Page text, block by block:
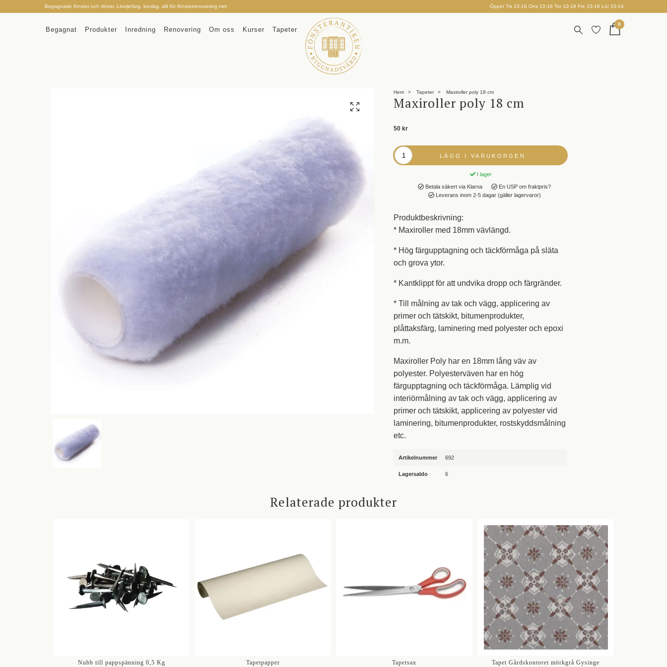
Begagnade fönster och dörrar. Linoljefärg, beslag, allt för fönsterrenovering mm Öppet Tis 10-16 Ons 10-16 Tor 10-18 Fre 10-16 Lör 10-14
Begagnat Produkter Inredning Renovering Om oss Kurser Tapeter
0
Hem Tapeter Maxiroller poly 18 cm
Maxiroller poly 18 cm
50 kr
LÄGG I VARUKORGEN
I lager
Betala säkert via Klarna
En USP om fraktpris?
Leverans inom 2-5 dagar (gäller lagervaror)
Produktbeskrivning:
* Maxiroller med 18mm vävlängd.
* Hög färgupptagning och täckförmåga på släta
och grova ytor.
* Kantklippt för att undvika dropp och färgränder.
* Till målning av tak och vägg, applicering av
primer och tätskikt, bitumenprodukter,
plåttaksfärg, laminering med polyester och epoxi
m.m.
Maxiroller Poly har en 18mm lång väv av
polyester. Polyesterväven har en hög
färgupptagning och täckförmåga. Lämplig vid
interiörmålning av tak och vägg, applicering av
primer och tätskikt, applicering av polyester vid
laminering, bitumenprodukter, rostskyddsmålning
etc.
Artikelnummer 692
Lagersaldo 6
Relaterade produkter
Nubb till pappspänning 0,5 Kg Tapetpapper Tapetsax Tapet Gårdskontoret mörkgrå Gysinge